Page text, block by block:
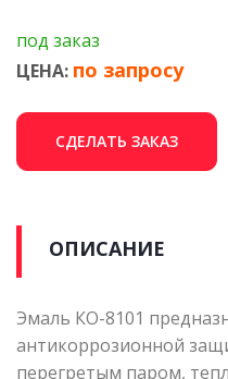
под заказ
ЦЕНА: по запросу
СДЕЛАТЬ ЗАКАЗ
ОПИСАНИЕ
Эмаль КО-8101
антикоррозионной
перегретым паром,